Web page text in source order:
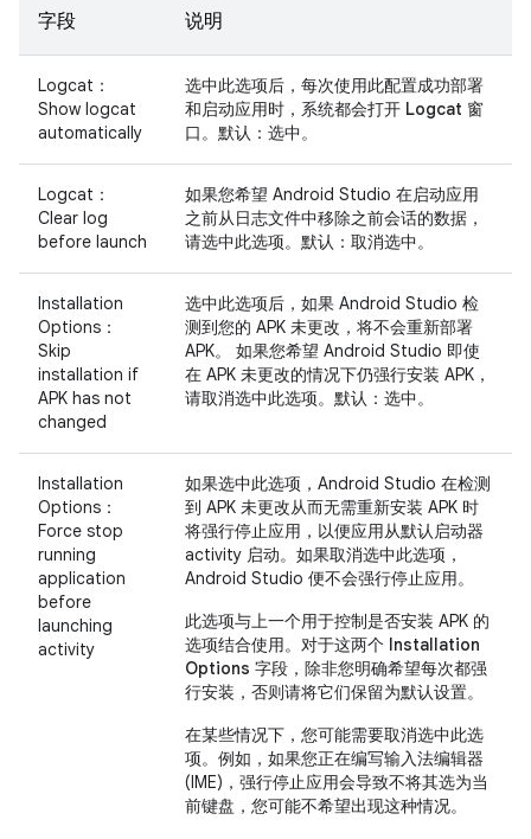
字段 说明
Logcat：
Show logcat
automatically
选中此选项后，每次使用此配置成功部署
和启动应用时，系统都会打开 Logcat 窗
口。默认：选中。
Logcat：
Clear log
before launch
如果您希望 Android Studio 在启动应用
之前从日志文件中移除之前会话的数据，
请选中此选项。默认：取消选中。
Installation
Options：
Skip
installation if
APK has not
changed
选中此选项后，如果 Android Studio 检
测到您的 APK 未更改，将不会重新部署
APK。 如果您希望 Android Studio 即使
在 APK 未更改的情况下仍强行安装 APK，
请取消选中此选项。默认：选中。
Installation
Options：
Force stop
running
application
before
launching
activity
如果选中此选项，Android Studio 在检测
到 APK 未更改从而无需重新安装 APK 时
将强行停止应用，以便应用从默认启动器
activity 启动。如果取消选中此选项，
Android Studio 便不会强行停止应用。
此选项与上一个用于控制是否安装 APK 的
选项结合使用。对于这两个 Installation
Options 字段，除非您明确希望每次都强
行安装，否则请将它们保留为默认设置。
在某些情况下，您可能需要取消选中此选
项。例如，如果您正在编写输入法编辑器
(IME)，强行停止应用会导致不将其选为当
前键盘，您可能不希望出现这种情况。